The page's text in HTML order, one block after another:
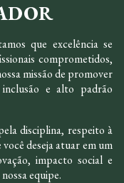
que excelência se
comprometidos,
missão de promover
e alto padrão
disciplina, respeito à
deseja atuar em um
impacto social e
equipe.